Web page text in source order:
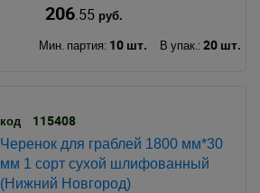
206.55руб.
Мин. партия: 10 шт. В упак.: 20 шт.
код 115408
Черенок для граблей 1800 мм*30
мм 1 сорт сухой шлифованный
(Нижний Новгород)